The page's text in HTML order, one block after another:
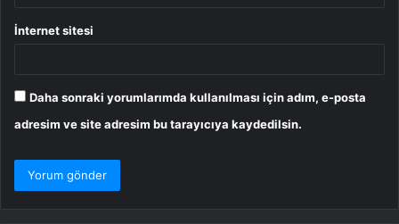
İnternet sitesi
Daha sonraki yorumlarımda kullanılması için adım, e-posta
adresim ve site adresim bu tarayıcıya kaydedilsin.